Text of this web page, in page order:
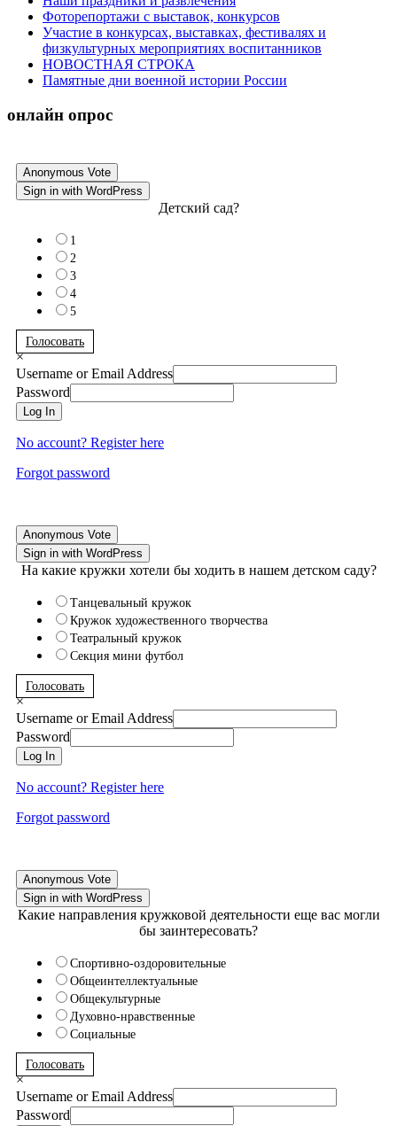
Фоторепортажи с выставок, конкурсов
Участие в конкурсах, выставках, фестивалях и
физкультурных мероприятиях воспитанников
НОВОСТНАЯ СТРОКА
Памятные дни военной истории России
онлайн опрос
Anonymous Vote
Sign in with WordPress
Детский сад?
1
2
3
4
5
Голосовать
×
Username or Email Address
Password
Log In
No account? Register here
Forgot password
Anonymous Vote
Sign in with WordPress
На какие кружки хотели бы ходить в нашем детском саду?
Танцевальный кружок
Кружок художественного творчества
Театральный кружок
Секция мини футбол
Голосовать
×
Username or Email Address
Password
Log In
No account? Register here
Forgot password
Anonymous Vote
Sign in with WordPress
Какие направления кружковой деятельности еще вас могли
бы заинтересовать?
Спортивно-оздоровительные
Общеинтеллектуальные
Общекультурные
Духовно-нравственные
Социальные
Голосовать
×
Username or Email Address
Password